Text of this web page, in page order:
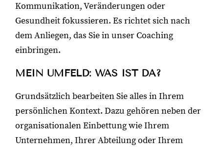
Kommunikation, Veränderungen oder
Gesundheit fokussieren. Es richtet sich nach
dem Anliegen, das Sie in unser Coaching
einbringen.
MEIN UMFELD: WAS IST DA?
Grundsätzlich bearbeiten Sie alles in Ihrem
persönlichen Kontext. Dazu gehören neben der
organisationalen Einbettung wie Ihrem
Unternehmen, Ihrer Abteilung oder Ihrem